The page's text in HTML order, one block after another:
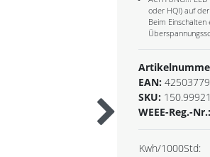
oder HQI) auf
Beim
EAN:
SKU:
WEEE-Reg.-Nr.:
Kwh/1000Std: